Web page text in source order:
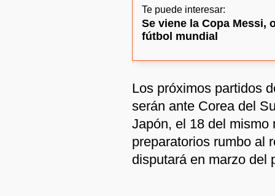
Te puede interesar:
Se viene la Copa Messi,
fútbol mundial
Los próximos partidos
serán ante Corea del
Japón, el 18 del mismo
preparatorios rumbo al
disputará en marzo del